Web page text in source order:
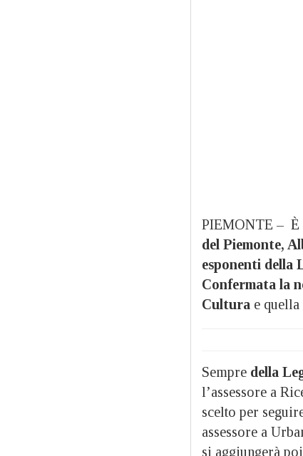
PIEMONTE – È
del Piemonte,
esponenti della
Confermata la
Cultura e quella
Sempre della
l’assessore a
scelto per
assessore a
si aggiungerà